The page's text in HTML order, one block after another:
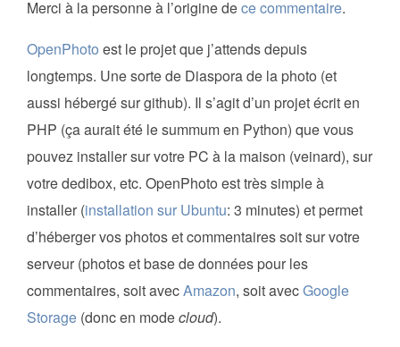
Merci à la personne à l’origine dece commentaire.
OpenPhoto est le projet que j’attends depuis
longtemps. Une sorte de Diaspora de la photo (et
aussi hébergé sur github). Il s’agit d’un projet écrit en
PHP (ça aurait été le summum en Python) que vous
pouvez installer sur votre PC à la maison (veinard), sur
votre dedibox, etc. OpenPhoto est très simple à
installer (installation sur Ubuntu: 3 minutes) et permet
d’héberger vos photos et commentaires soit sur votre
serveur (photos et base de données pour les
commentaires, soit avecAmazon, soit avecGoogle
Storage (donc en modecloud).